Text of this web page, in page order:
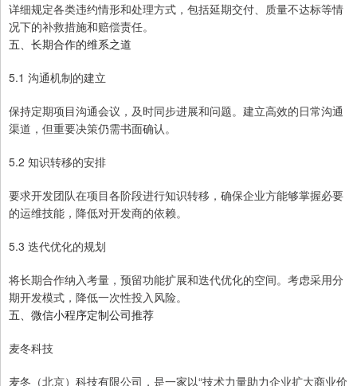
详细规定各类违约情形和处理方式，包括延期交付、质量不达标等情
况下的补救措施和赔偿责任。
五、长期合作的维系之道
5.1 沟通机制的建立
保持定期项目沟通会议，及时同步进展和问题。建立高效的日常沟通
渠道，但重要决策仍需书面确认。
5.2 知识转移的安排
要求开发团队在项目各阶段进行知识转移，确保企业方能够掌握必要
的运维技能，降低对开发商的依赖。
5.3 迭代优化的规划
将长期合作纳入考量，预留功能扩展和迭代优化的空间。考虑采用分
期开发模式，降低一次性投入风险。
五、微信小程序定制公司推荐
麦冬科技
麦冬（北京）科技有限公司，是一家以“技术力量助力企业扩大商业价